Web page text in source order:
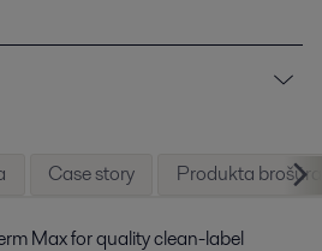
Case story Produkta
Max for quality clean-label